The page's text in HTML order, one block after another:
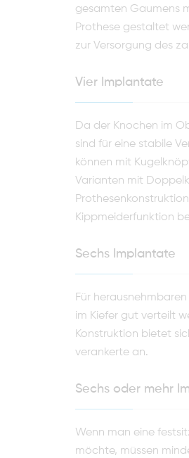
gesamten Gaumens
Prothese gestaltet
zur Versor­gung des
Vier Implantate
Da der Knochen im
sind für eine stabile
können mit
Va­rianten mit
Kippmeiderfunktion
Sechs Implantate
Für
im Kiefer gut verteilt
Konstruktion bietet
veran­kerte an.
Sechs oder mehr
Wenn man eine
möchte, müssen